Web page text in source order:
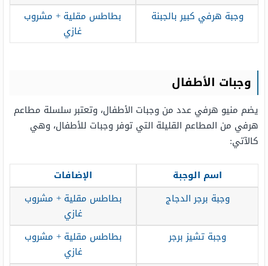
وجبة هرفي كبير بالجبنة
بطاطس مقلية + مشروب
غازي
وجبات الأطفال
يضم منيو هرفي عدد من وجبات الأطفال، وتعتبر سلسلة مطاعم
هرفي من المطاعم القليلة التي توفر وجبات للأطفال، وهي
كالآتي:
اسم الوجبة
الإضافات
وجبة برجر الدجاج
بطاطس مقلية + مشروب
غازي
وجبة تشيز برجر
بطاطس مقلية + مشروب
غازي